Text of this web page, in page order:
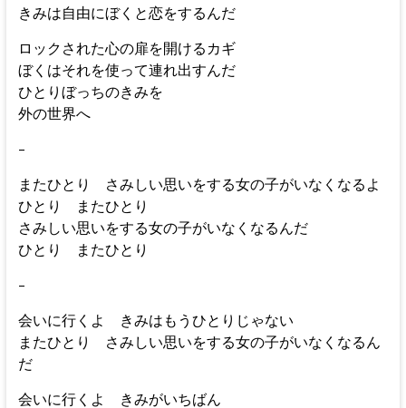
きみは自由にぼくと恋をするんだ
ロックされた心の扉を開けるカギ
ぼくはそれを使って連れ出すんだ
ひとりぼっちのきみを
外の世界へ
–
またひとり さみしい思いをする女の子がいなくなるよ
ひとり またひとり
さみしい思いをする女の子がいなくなるんだ
ひとり またひとり
–
会いに行くよ きみはもうひとりじゃない
またひとり さみしい思いをする女の子がいなくなるん
だ
会いに行くよ きみがいちばん